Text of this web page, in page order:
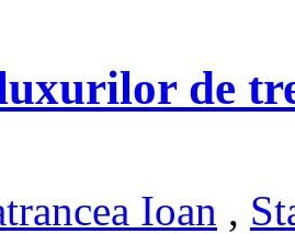
de
Ioan ,